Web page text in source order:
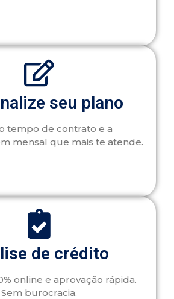
seu plano
tempo de contrato e a
mensal que mais te atende.
de crédito
online e aprovação rápida.
Sem burocracia.